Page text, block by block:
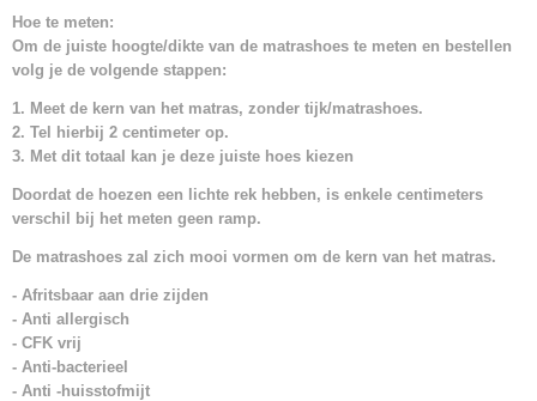
Hoe te meten:
Om de juiste hoogte/dikte van de matrashoes te meten en bestellen
volg je de volgende stappen:
1. Meet de kern van het matras, zonder tijk/matrashoes.
2. Tel hierbij 2 centimeter op.
3. Met dit totaal kan je deze juiste hoes kiezen
Doordat de hoezen een lichte rek hebben, is enkele centimeters
verschil bij het meten geen ramp.
De matrashoes zal zich mooi vormen om de kern van het matras.
- Afritsbaar aan drie zijden
- Anti allergisch
- CFK vrij
- Anti-bacterieel
- Anti -huisstofmijt